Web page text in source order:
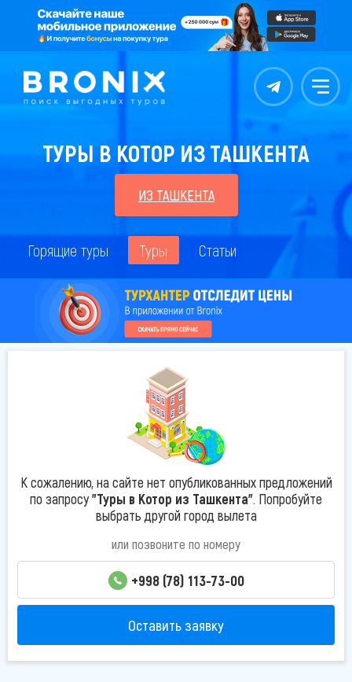
Контакты Меню
ТУРЫ В КОТОР ИЗ ТАШКЕНТА
ИЗ ТАШКЕНТА
Горящие туры Туры Статьи
К сожалению, на сайте нет опубликованных предложений
по запросу"Туры в Котор из Ташкента". Попробуйте
выбрать другой город вылета
или позвоните по номеру
+998 (78) 113-73-00
Оставить заявку